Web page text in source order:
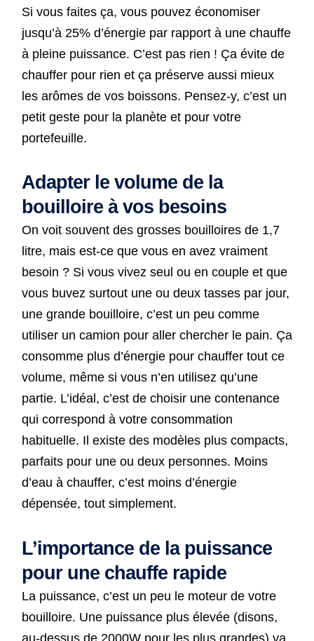
Si vous faites ça, vous pouvez économiser
jusqu’à 25% d’énergie par rapport à une chauffe
à pleine puissance. C’est pas rien ! Ça évite de
chauffer pour rien et ça préserve aussi mieux
les arômes de vos boissons. Pensez-y, c’est un
petit geste pour la planète et pour votre
portefeuille.
Adapter le volume de la
bouilloire à vos besoins
On voit souvent des grosses bouilloires de 1,7
litre, mais est-ce que vous en avez vraiment
besoin ? Si vous vivez seul ou en couple et que
vous buvez surtout une ou deux tasses par jour,
une grande bouilloire, c’est un peu comme
utiliser un camion pour aller chercher le pain. Ça
consomme plus d’énergie pour chauffer tout ce
volume, même si vous n’en utilisez qu’une
partie. L’idéal, c’est de choisir une contenance
qui correspond à votre consommation
habituelle. Il existe des modèles plus compacts,
parfaits pour une ou deux personnes. Moins
d’eau à chauffer, c’est moins d’énergie
dépensée, tout simplement.
L’importance de la puissance
pour une chauffe rapide
La puissance, c’est un peu le moteur de votre
bouilloire. Une puissance plus élevée (disons,
au-dessus de 2000W pour les plus grandes) va